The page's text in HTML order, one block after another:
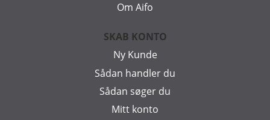
Om Aifo
SKAB KONTO
Ny Kunde
Sådan handler du
Sådan søger du
Mitt konto